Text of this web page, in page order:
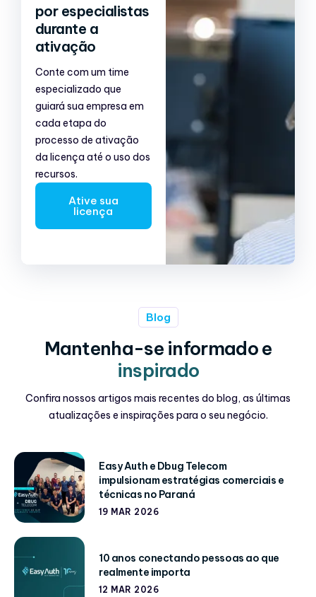
por especialistas
durante a
ativação
Conte com um time
especializado que
guiará sua empresa em
cada etapa do
processo de ativação
da licença até o uso dos
recursos.
Ative sua
licença
Blog
Mantenha-se informado e
inspirado
Confira nossos artigos mais recentes do blog, as últimas
atualizações e inspirações para o seu negócio.
Easy Auth e Dbug Telecom
impulsionam estratégias comerciais e
técnicas no Paraná
19 MAR 2026
10 anos conectando pessoas ao que
realmente importa
12 MAR 2026